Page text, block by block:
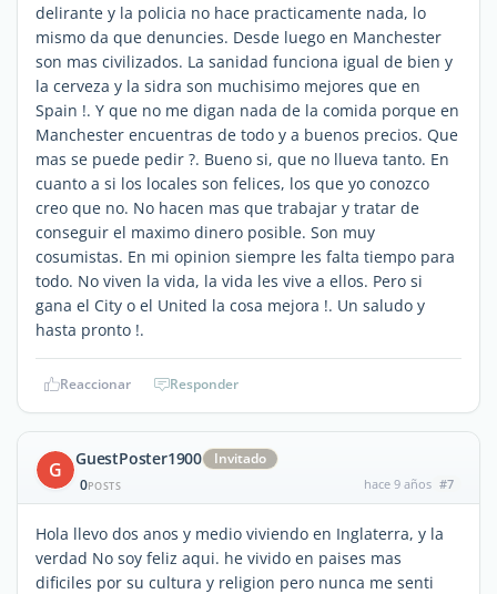
delirante y la policia no hace practicamente nada, lo
mismo da que denuncies. Desde luego en Manchester
son mas civilizados. La sanidad funciona igual de bien y
la cerveza y la sidra son muchisimo mejores que en
Spain !. Y que no me digan nada de la comida porque en
Manchester encuentras de todo y a buenos precios. Que
mas se puede pedir ?. Bueno si, que no llueva tanto. En
cuanto a si los locales son felices, los que yo conozco
creo que no. No hacen mas que trabajar y tratar de
conseguir el maximo dinero posible. Son muy
cosumistas. En mi opinion siempre les falta tiempo para
todo. No viven la vida, la vida les vive a ellos. Pero si
gana el City o el United la cosa mejora !. Un saludo y
hasta pronto !.
Reaccionar Responder
G GuestPoster1900
Invitado
0POSTS hace 9 años #7
Hola llevo dos anos y medio viviendo en Inglaterra, y la
verdad No soy feliz aqui. he vivido en paises mas
dificiles por su cultura y religion pero nunca me senti